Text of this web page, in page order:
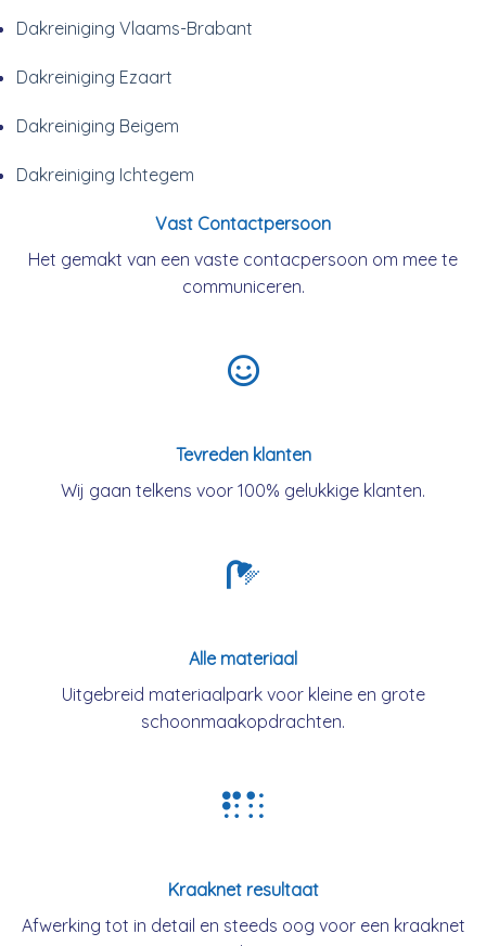
Dakreiniging Vlaams-Brabant
Dakreiniging Ezaart
Dakreiniging Beigem
Dakreiniging Ichtegem
Vast Contactpersoon
Het gemakt van een vaste contacpersoon om mee te
communiceren.
Tevreden klanten
Wij gaan telkens voor 100% gelukkige klanten.
Alle materiaal
Uitgebreid materiaalpark voor kleine en grote
schoonmaakopdrachten.
Kraaknet resultaat
Afwerking tot in detail en steeds oog voor een kraaknet